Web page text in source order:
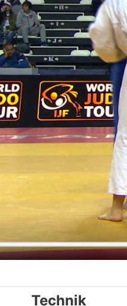
Technik